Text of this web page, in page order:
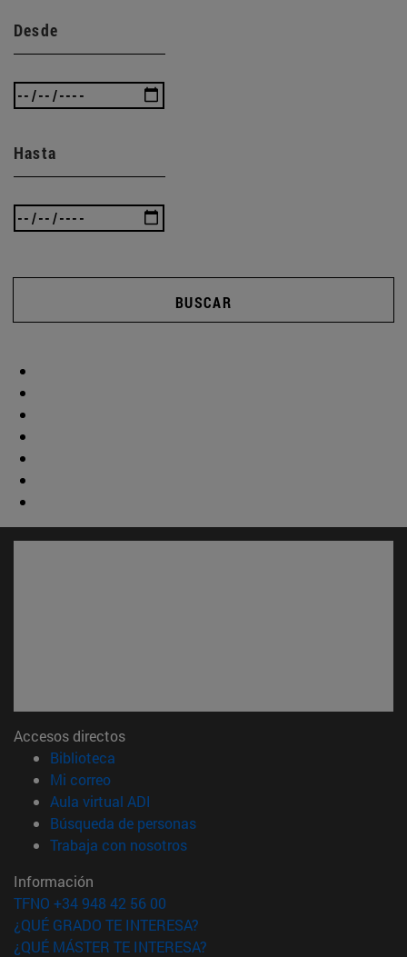
Desde
Hasta
BUSCAR
Accesos directos
Biblioteca
Mi correo(abre en nueva ventana)
Aula virtual ADI
Búsqueda de personas(abre en nueva ventana)
Trabaja con nosotros(abre en nueva ventana)
Información
TFNO +34 948 42 56 00
¿QUÉ GRADO TE INTERESA?
¿QUÉ MÁSTER TE INTERESA?